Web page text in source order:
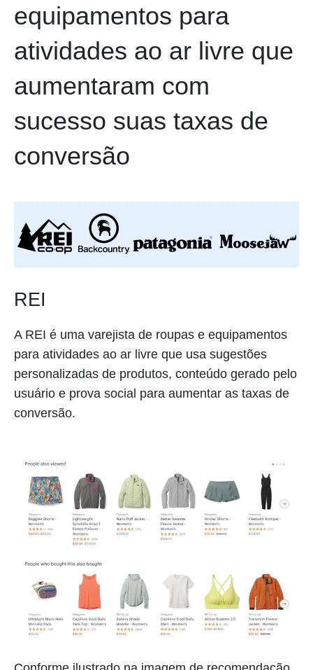
equipamentos para
atividades ao ar livre que
aumentaram com
sucesso suas taxas de
conversão
REI
A REI é uma varejista de roupas e equipamentos
para atividades ao ar livre que usa sugestões
personalizadas de produtos, conteúdo gerado pelo
usuário e prova social para aumentar as taxas de
conversão.